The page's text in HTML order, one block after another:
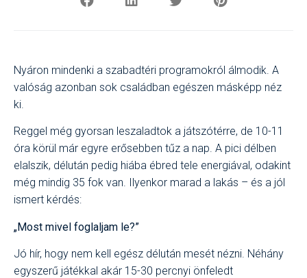
Nyáron mindenki a szabadtéri programokról álmodik. A
valóság azonban sok családban egészen másképp néz
ki.
Reggel még gyorsan leszaladtok a játszótérre, de 10-11
óra körül már egyre erősebben tűz a nap. A pici délben
elalszik, délután pedig hiába ébred tele energiával, odakint
még mindig 35 fok van. Ilyenkor marad a lakás – és a jól
ismert kérdés:
„Most mivel foglaljam le?”
Jó hír, hogy nem kell egész délután mesét nézni. Néhány
egyszerű játékkal akár 15-30 percnyi önfeledt